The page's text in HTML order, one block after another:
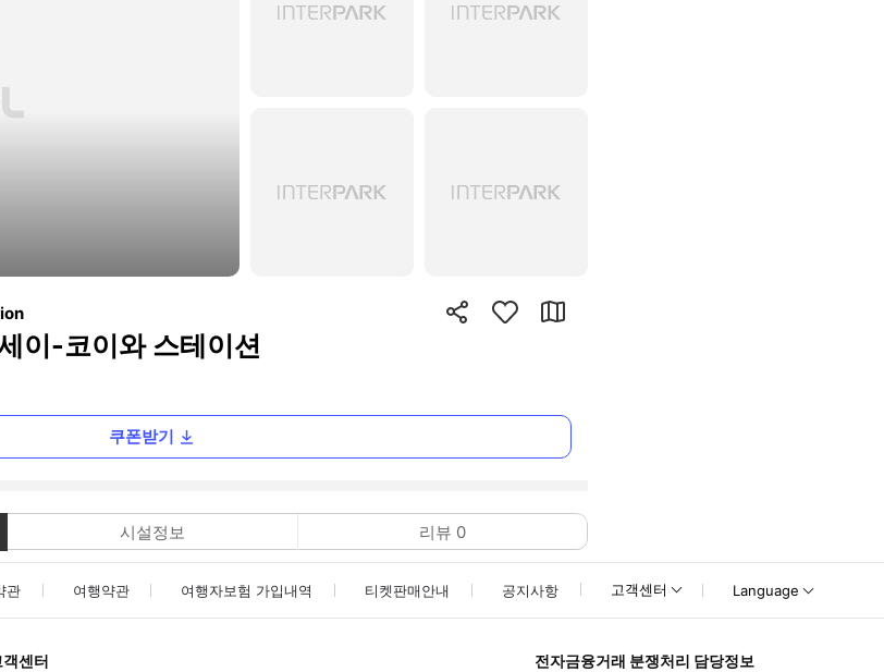
이-코이와 스테이션
쿠폰받기
시설정보 리뷰 0
관 여행약관 여행자보험 가입내역 티켓판매안내 공지사항 고객센터 Language
객센터 전자금융거래 분쟁처리 담당정보